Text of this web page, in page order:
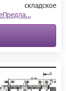
складское